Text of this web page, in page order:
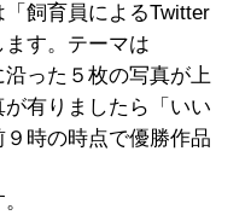
飼育員によるTwitter
す。テーマは
沿った５枚の写真が上
有りましたら「いい
時の時点で優勝作品